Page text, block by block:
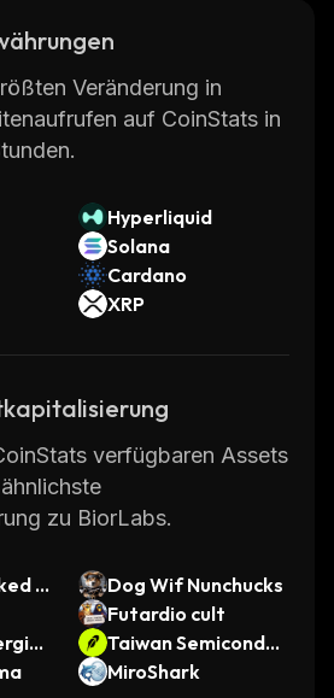
Veränderung in
auf CoinStats in
Hyperliquid
Solana
Cardano
XRP
verfügbaren Assets
zu BiorLabs.
A
Dog Wif Nunchucks
Futardio cult
Taiwan Semiconduc
tor Manufacturing •
MiroShark